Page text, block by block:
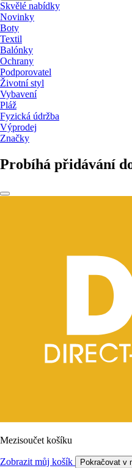
Skvělé nabídky
Novinky
Boty
Textil
Balónky
Ochrany
Podporovatel
Životní styl
Vybavení
Pláž
Fyzická údržba
Výprodej
Značky
Probíhá přidávání
Mezisoučet košíku
Zobrazit můj košík Pokračovat v